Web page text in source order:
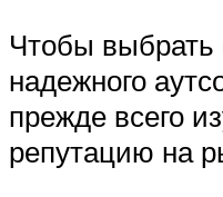
Чтобы выбрать
надежного
прежде всего
репутацию на